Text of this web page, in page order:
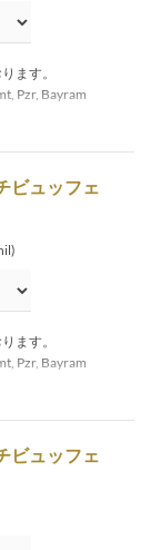
ます。
Pzr, Bayram
ビュッフェ
ます。
Pzr, Bayram
ビュッフェ